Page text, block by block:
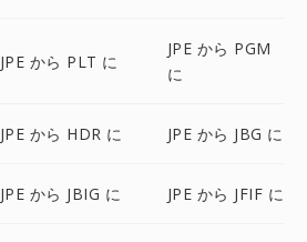
JPE から PLT に
JPE から PGM
に
JPE から HDR に JPE から JBG に
JPE から JBIG に JPE から JFIF に